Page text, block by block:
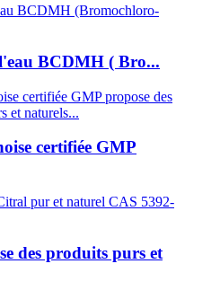
BCDMH ( Bro...
certifiée GMP
des produits purs et